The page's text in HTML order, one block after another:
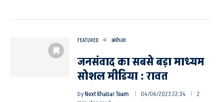
FEATURED अयोध्या
जनसंवाद का सबसे बड़ा माध्यम
सोशल मीडिया : रावत
byNext Khabar Team 04/06/2023 22:34
2